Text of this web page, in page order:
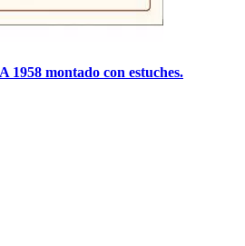
1958 montado con estuches.